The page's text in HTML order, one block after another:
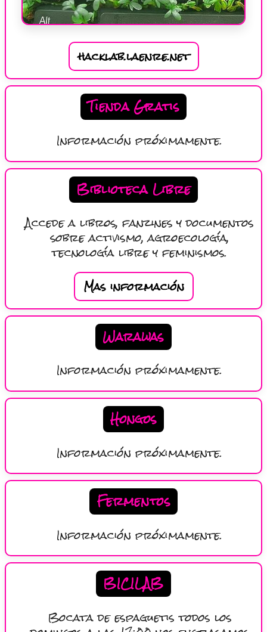
hacklab.laenre.net
Tienda Gratis
Información próximamente.
Biblioteca Libre
Accede a libros, fanzines y documentos
sobre activismo, agroecología,
tecnología libre y feminismos.
Mas información
Warawas
Información próximamente.
Hongos
Información próximamente.
Fermentos
Información próximamente.
BICILAB
Bocata de espaguetis todos los